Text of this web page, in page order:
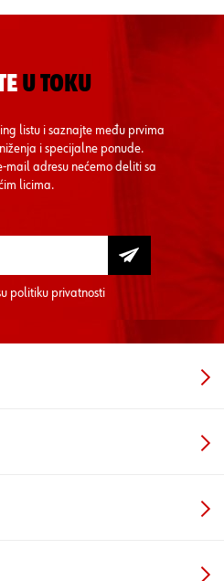
U TOKU
listu i saznajte među prvima
i specijalne ponude.
mail adresu nećemo deliti sa
licima.
politiku privatnosti